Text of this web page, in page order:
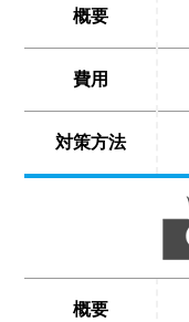
概要
費用
対策方法
概要